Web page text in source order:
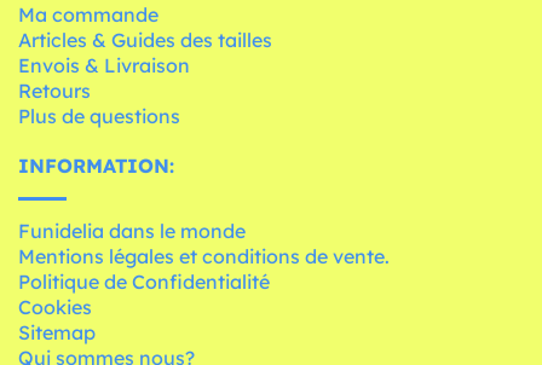
Ma commande
Articles & Guides des tailles
Envois & Livraison
Retours
Plus de questions
INFORMATION:
Funidelia dans le monde
Mentions légales et conditions de vente.
Politique de Confidentialité
Cookies
Sitemap
Qui sommes nous?